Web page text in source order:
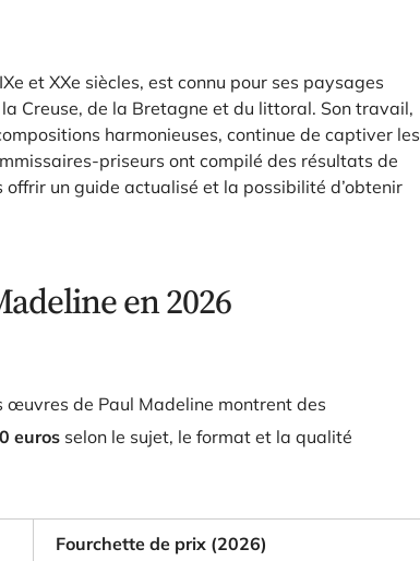
et XXe siècles, est connu pour ses paysages
Creuse, de la Bretagne et du littoral. Son travail,
harmonieuses, continue de captiver les
priseurs ont compilé des résultats de
un guide actualisé et la possibilité d’obtenir
en 2026
de Paul Madeline montrent des
euros selon le sujet, le format et la qualité
Fourchette de prix (2026)